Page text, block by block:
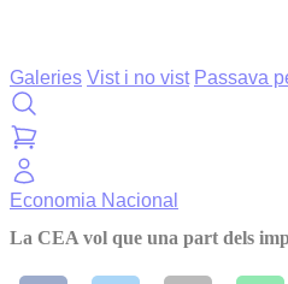
Galeries Vist i no vist Passava
Economia Nacional
La CEA vol que una part dels